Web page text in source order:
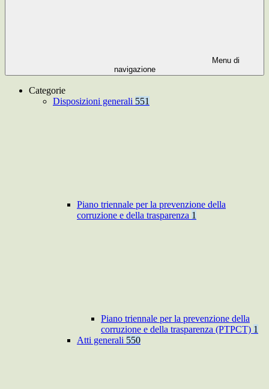
Menu di
navigazione
Categorie
Disposizioni generali 551
Piano triennale per la prevenzione della
corruzione e della trasparenza 1
Piano triennale per la prevenzione della
corruzione e della trasparenza (PTPCT) 1
Atti generali 550